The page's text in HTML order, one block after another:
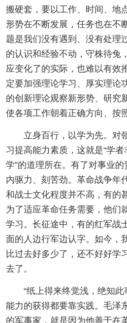
搬硬套，要以工作、时间、地
形势在不断发展，任务也在不
题是我们没有遇到、没有处理
的认识和经验不动，守株待兔
应变化了的实际，也难以有效
定要加强理论学习、厚实理论
的创新理论观察新形势、研究
使各项工作朝着正确方向、按
立身百行，以学为先。对
习提高能力素质，这就是“学
学”的道理所在。有了对事业
内驱力、刻苦劲。革命战争年
和战士文化程度并不高，有的
为了适应革命任务需要，他们
学习。长征途中，有的红军战
面的人边行军边认字。如今，
比过去好多少了，还不好好学
去了。
“纸上得来终觉浅，绝知
能力的获得都要靠实践。毛泽
的军事家，就是因为他善于在